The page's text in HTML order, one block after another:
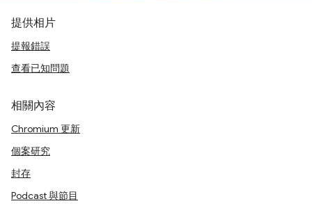
提供相片
提報錯誤
查看已知問題
相關內容
Chromium 更新
個案研究
封存
Podcast 與節目